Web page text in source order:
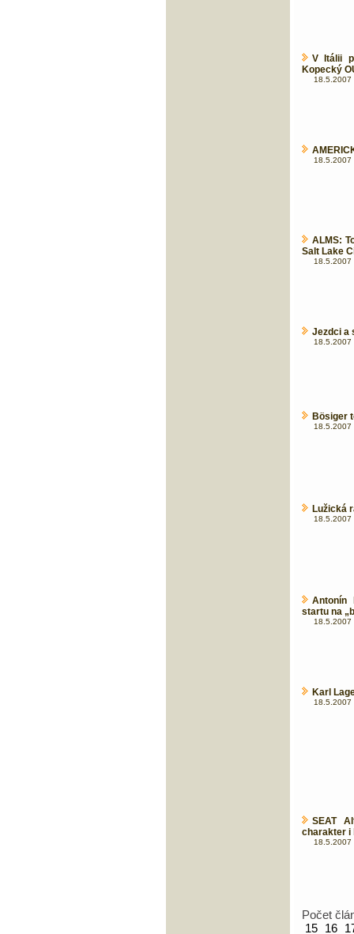
V Itálii
Kopecký
18.5.2007
18.5.2007
ALMS:
Salt Lake
18.5.2007
Jezdci a
18.5.2007
Bösiger
18.5.2007
Lužická
18.5.2007
Antonín
startu na
18.5.2007
Karl
18.5.2007
SEAT
charakter i
18.5.2007
Počet
15 16